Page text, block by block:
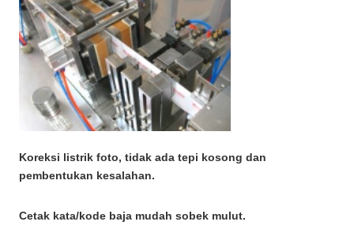
Koreksi listrik foto, tidak ada tepi kosong dan
pembentukan kesalahan.
Cetak kata/kode baja mudah sobek mulut.